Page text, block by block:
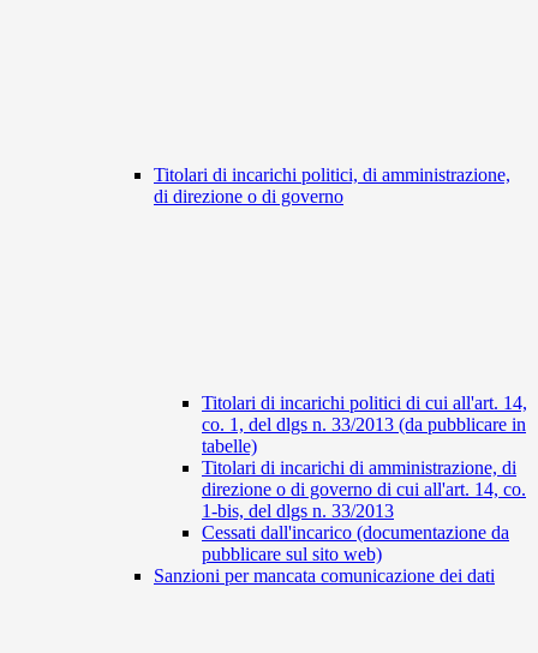
Titolari di incarichi politici, di amministrazione,
di direzione o di governo
Titolari di incarichi politici di cui all'art. 14,
co. 1, del dlgs n. 33/2013 (da pubblicare in
tabelle)
Titolari di incarichi di amministrazione, di
direzione o di governo di cui all'art. 14, co.
1-bis, del dlgs n. 33/2013
Cessati dall'incarico (documentazione da
pubblicare sul sito web)
Sanzioni per mancata comunicazione dei dati